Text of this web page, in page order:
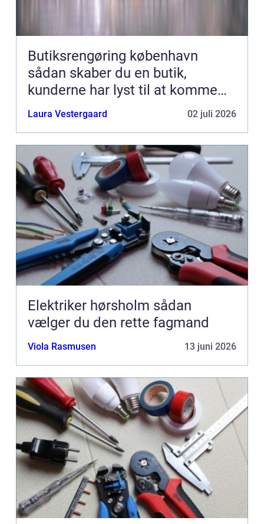
Butiksrengøring københavn
sådan skaber du en butik,
kunderne har lyst til at komme
tilbage til
Laura Vestergaard 02 juli 2026
Elektriker hørsholm sådan
vælger du den rette fagmand
Viola Rasmusen 13 juni 2026